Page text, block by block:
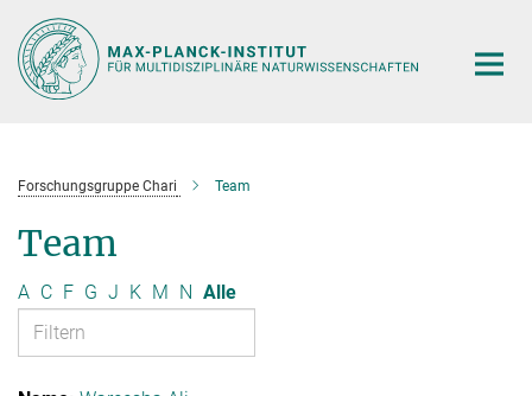
Hauptinhalt
Forschungsgruppe Chari Team
Team
A C F G J K M N Alle